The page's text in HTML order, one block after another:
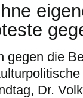
gegen die
Dr.